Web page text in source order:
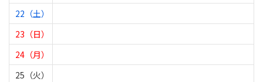
22（土）
23（日）
24（月）
25（火）